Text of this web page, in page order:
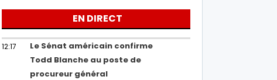
EN DIRECT
12:17
Le Sénat américain confirme
Todd Blanche au poste de
procureur général